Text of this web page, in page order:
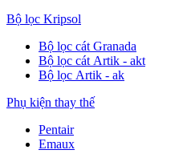
Bộ lọc Kripsol
Bộ lọc cát Granada
Bộ lọc cát Artik - akt
Bộ lọc Artik - ak
Phụ kiện thay thế
Pentair
Emaux